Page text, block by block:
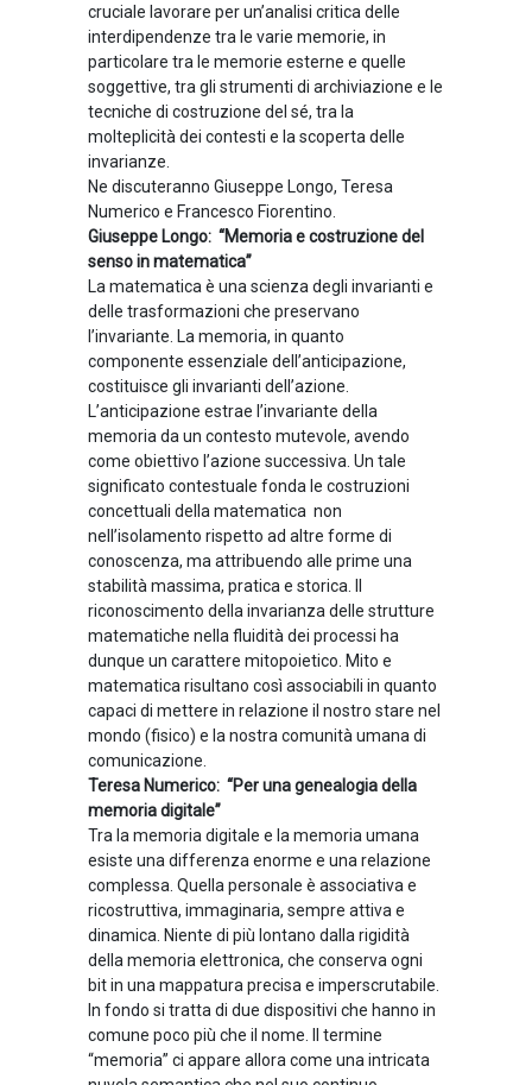
cruciale lavorare per un’analisi critica delle
interdipendenze tra le varie memorie, in
particolare tra le memorie esterne e quelle
soggettive, tra gli strumenti di archiviazione e le
tecniche di costruzione del sé, tra la
molteplicità dei contesti e la scoperta delle
invarianze.
Ne discuteranno Giuseppe Longo, Teresa
Numerico e Francesco Fiorentino.
Giuseppe Longo: “Memoria e costruzione del
senso in matematica”
La matematica è una scienza degli invarianti e
delle trasformazioni che preservano
l’invariante. La memoria, in quanto
componente essenziale dell’anticipazione,
costituisce gli invarianti dell’azione.
L’anticipazione estrae l’invariante della
memoria da un contesto mutevole, avendo
come obiettivo l’azione successiva. Un tale
significato contestuale fonda le costruzioni
concettuali della matematica non
nell’isolamento rispetto ad altre forme di
conoscenza, ma attribuendo alle prime una
stabilità massima, pratica e storica. Il
riconoscimento della invarianza delle strutture
matematiche nella fluidità dei processi ha
dunque un carattere mitopoietico. Mito e
matematica risultano così associabili in quanto
capaci di mettere in relazione il nostro stare nel
mondo (fisico) e la nostra comunità umana di
comunicazione.
Teresa Numerico: “Per una genealogia della
memoria digitale”
Tra la memoria digitale e la memoria umana
esiste una differenza enorme e una relazione
complessa. Quella personale è associativa e
ricostruttiva, immaginaria, sempre attiva e
dinamica. Niente di più lontano dalla rigidità
della memoria elettronica, che conserva ogni
bit in una mappatura precisa e imperscrutabile.
In fondo si tratta di due dispositivi che hanno in
comune poco più che il nome. Il termine
“memoria” ci appare allora come una intricata